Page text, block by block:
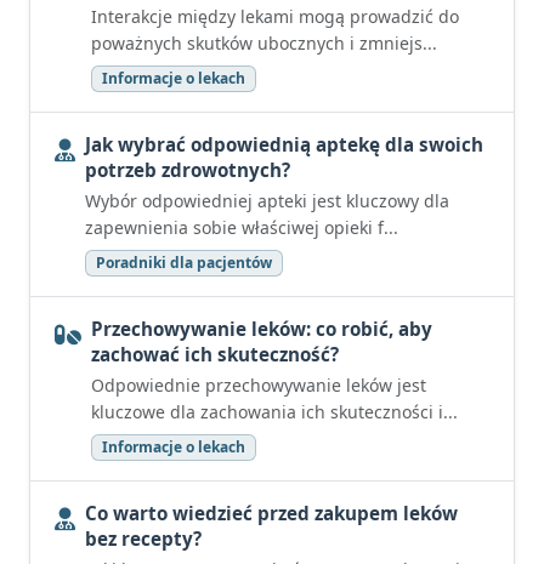
Interakcje między lekami mogą prowadzić do
poważnych skutków ubocznych i zmniejs...
Informacje o lekach
Jak wybrać odpowiednią aptekę dla swoich
potrzeb zdrowotnych?
Wybór odpowiedniej apteki jest kluczowy dla
zapewnienia sobie właściwej opieki f...
Poradniki dla pacjentów
Przechowywanie leków: co robić, aby
zachować ich skuteczność?
Odpowiednie przechowywanie leków jest
kluczowe dla zachowania ich skuteczności i...
Informacje o lekach
Co warto wiedzieć przed zakupem leków
bez recepty?